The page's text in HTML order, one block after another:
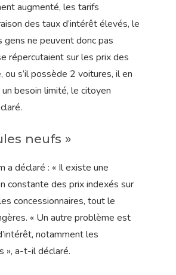
augmenté, les tarifs
des taux d’intérêt élevés, le
ne peuvent donc pas
répercutaient sur les prix des
ou s’il possède 2 voitures, il en
besoin limité, le citoyen
neufs »
a déclaré : « Il existe une
constante des prix indexés sur
concessionnaires, tout le
« Un autre problème est
notamment les
», a-t-il déclaré.